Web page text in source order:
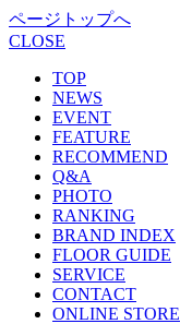
ページトップへ
CLOSE
TOP
NEWS
EVENT
FEATURE
RECOMMEND
Q&A
PHOTO
RANKING
BRAND INDEX
FLOOR GUIDE
SERVICE
CONTACT
ONLINE STORE